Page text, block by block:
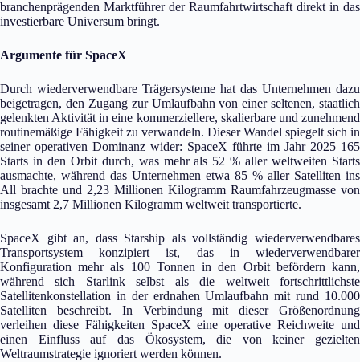
branchenprägenden Marktführer der Raumfahrtwirtschaft direkt in das
investierbare Universum bringt.
Argumente für SpaceX
Durch wiederverwendbare Trägersysteme hat das Unternehmen dazu
beigetragen, den Zugang zur Umlaufbahn von einer seltenen, staatlich
gelenkten Aktivität in eine kommerziellere, skalierbare und zunehmend
routinemäßige Fähigkeit zu verwandeln. Dieser Wandel spiegelt sich in
seiner operativen Dominanz wider: SpaceX führte im Jahr 2025 165
Starts in den Orbit durch, was mehr als 52 % aller weltweiten Starts
ausmachte, während das Unternehmen etwa 85 % aller Satelliten ins
All brachte und 2,23 Millionen Kilogramm Raumfahrzeugmasse von
insgesamt 2,7 Millionen Kilogramm weltweit transportierte.
SpaceX gibt an, dass Starship als vollständig wiederverwendbares
Transportsystem konzipiert ist, das in wiederverwendbarer
Konfiguration mehr als 100 Tonnen in den Orbit befördern kann,
während sich Starlink selbst als die weltweit fortschrittlichste
Satellitenkonstellation in der erdnahen Umlaufbahn mit rund 10.000
Satelliten beschreibt. In Verbindung mit dieser Größenordnung
verleihen diese Fähigkeiten SpaceX eine operative Reichweite und
einen Einfluss auf das Ökosystem, die von keiner gezielten
Weltraumstrategie ignoriert werden können.